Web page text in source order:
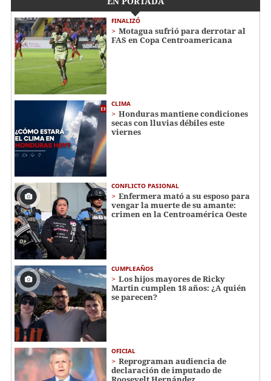
FINALIZÓ
Motagua sufrió para derrotar al
FAS en Copa Centroamericana
CLIMA
Honduras mantiene condiciones
secas con lluvias débiles este
viernes
CONFLICTO PASIONAL
Enfermera mató a su esposo para
vengar la muerte de su amante:
crimen en la Centroamérica Oeste
CUMPLEAÑOS
Los hijos mayores de Ricky
Martin cumplen 18 años: ¿A quién
se parecen?
OFICIAL
Reprograman audiencia de
declaración de imputado de